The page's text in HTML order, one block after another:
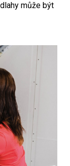
může být